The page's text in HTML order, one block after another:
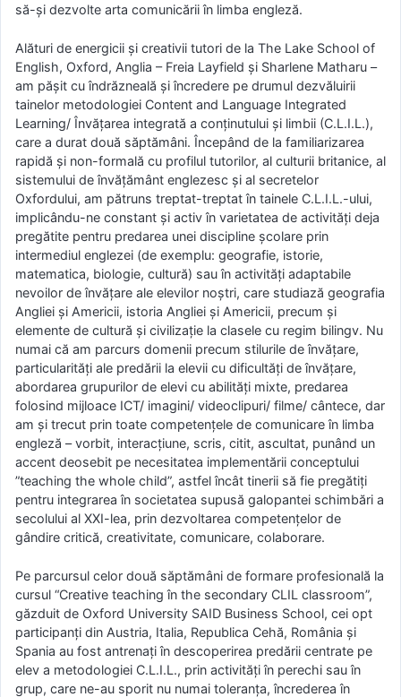
să-și dezvolte arta comunicării în limba engleză.
Alături de energicii și creativii tutori de la The Lake School of
English, Oxford, Anglia – Freia Layfield și Sharlene Matharu –
am pășit cu îndrăzneală și încredere pe drumul dezvăluirii
tainelor metodologiei Content and Language Integrated
Learning/ Învățarea integrată a conținutului și limbii (C.L.I.L.),
care a durat două săptămâni. Începând de la familiarizarea
rapidă și non-formală cu profilul tutorilor, al culturii britanice, al
sistemului de învățământ englezesc și al secretelor
Oxfordului, am pătruns treptat-treptat în tainele C.L.I.L.-ului,
implicându-ne constant și activ în varietatea de activități deja
pregătite pentru predarea unei discipline școlare prin
intermediul englezei (de exemplu: geografie, istorie,
matematica, biologie, cultură) sau în activități adaptabile
nevoilor de învățare ale elevilor noștri, care studiază geografia
Angliei şi Americii, istoria Angliei şi Americii, precum și
elemente de cultură și civilizație la clasele cu regim bilingv. Nu
numai că am parcurs domenii precum stilurile de învățare,
particularități ale predării la elevii cu dificultăți de învățare,
abordarea grupurilor de elevi cu abilități mixte, predarea
folosind mijloace ICT/ imagini/ videoclipuri/ filme/ cântece, dar
am și trecut prin toate competențele de comunicare în limba
engleză – vorbit, interacțiune, scris, citit, ascultat, punând un
accent deosebit pe necesitatea implementării conceptului
”teaching the whole child”, astfel încât tinerii să fie pregătiți
pentru integrarea în societatea supusă galopantei schimbări a
secolului al XXI-lea, prin dezvoltarea competențelor de
gândire critică, creativitate, comunicare, colaborare.
Pe parcursul celor două săptămâni de formare profesională la
cursul “Creative teaching în the secondary CLIL classroom”,
găzduit de Oxford University SAID Business School, cei opt
participanți din Austria, Italia, Republica Cehă, România și
Spania au fost antrenați în descoperirea predării centrate pe
elev a metodologiei C.L.I.L., prin activități în perechi sau în
grup, care ne-au sporit nu numai toleranța, încrederea în